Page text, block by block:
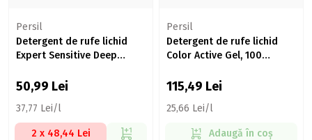
Persil
Detergent de rufe lichid
Expert Sensitive Deep
50,99 Lei
37,77 Lei/l
2 x 48,44 Lei
Persil
Detergent de rufe lichid
Color Active Gel, 100
115,49 Lei
25,66 Lei/l
Adaugă în coș